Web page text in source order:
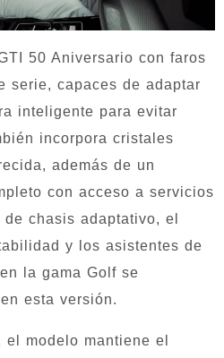
50 Aniversario con faros
serie, capaces de adaptar
inteligente para evitar
incorpora cristales
además de un
con acceso a servicios
chasis adaptativo, el
y los asistentes de
la gama Golf se
esta versión.
modelo mantiene el